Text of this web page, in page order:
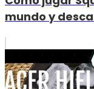
mundo y